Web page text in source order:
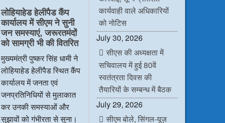
b
o
o
k
t
e
r
e
d
I
n
s
A
p
p
लोहियाहेड हेलीपैड कैंप
कार्यालय में सीएम ने सुनी
जन समस्याएं, जरूरतमंदों
को सामग्री भी की वितरित
मुख्यमंत्री पुष्कर सिंह धामी ने
लोहियाहेड हेलीपैड स्थित कैंप
कार्यालय में जनता एवं
जनप्रतिनिधियों से मुलाकात
कर उनकी समस्याओं और
सुझावों को गंभीरता से सुना।
कार्यवाही वाले अधिकारियों
को नोटिस
July 30, 2026
सीएस की अध्यक्षता में
सचिवालय में हुई 80वें
स्वतंत्रता दिवस की
तैयारियों के सम्बन्ध में बैठक
July 29, 2026
सीएम बोले, सिंगल-यूज़